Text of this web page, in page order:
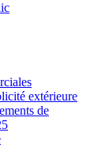
extérieure
de